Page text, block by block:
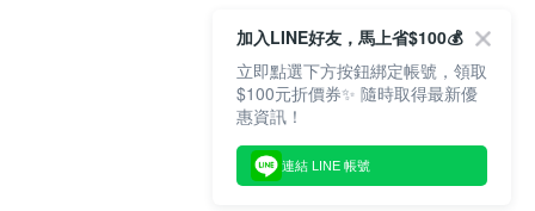
加入LINE好友，馬上省$100💰
立即點選下方按鈕綁定帳號，領取
$100元折價券✨ 隨時取得最新優
惠資訊！
連結 LINE 帳號